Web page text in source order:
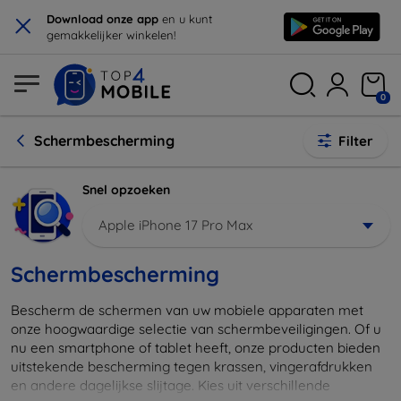
× Download onze app en u kunt
gemakkelijker winkelen!
0
Schermbescherming Filter
Snel opzoeken
Apple iPhone 17 Pro Max
Schermbescherming
Bescherm de schermen van uw mobiele apparaten met
onze hoogwaardige selectie van schermbeveiligingen. Of u
nu een smartphone of tablet heeft, onze producten bieden
uitstekende bescherming tegen krassen, vingerafdrukken
en andere dagelijkse slijtage. Kies uit verschillende